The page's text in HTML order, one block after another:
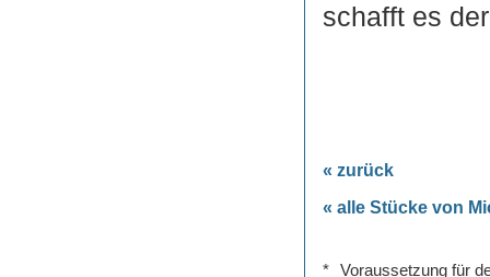
schafft es
« zurück
« alle Stücke von
* Voraussetzung für